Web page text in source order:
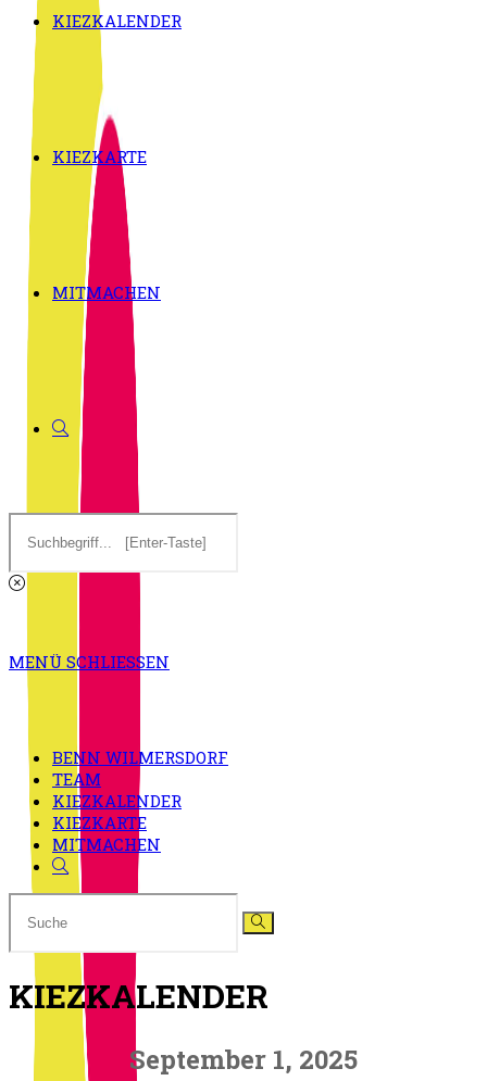
KIEZKALENDER
KIEZKARTE
MITMACHEN
WEBSITE-
Website
durchsuchen
MENÜ SCHLIESSEN
BENN WILMERSDORF
TEAM
KIEZKALENDER
KIEZKARTE
MITMACHEN
Website-
Suche
KIEZKALENDER
September 1, 2025